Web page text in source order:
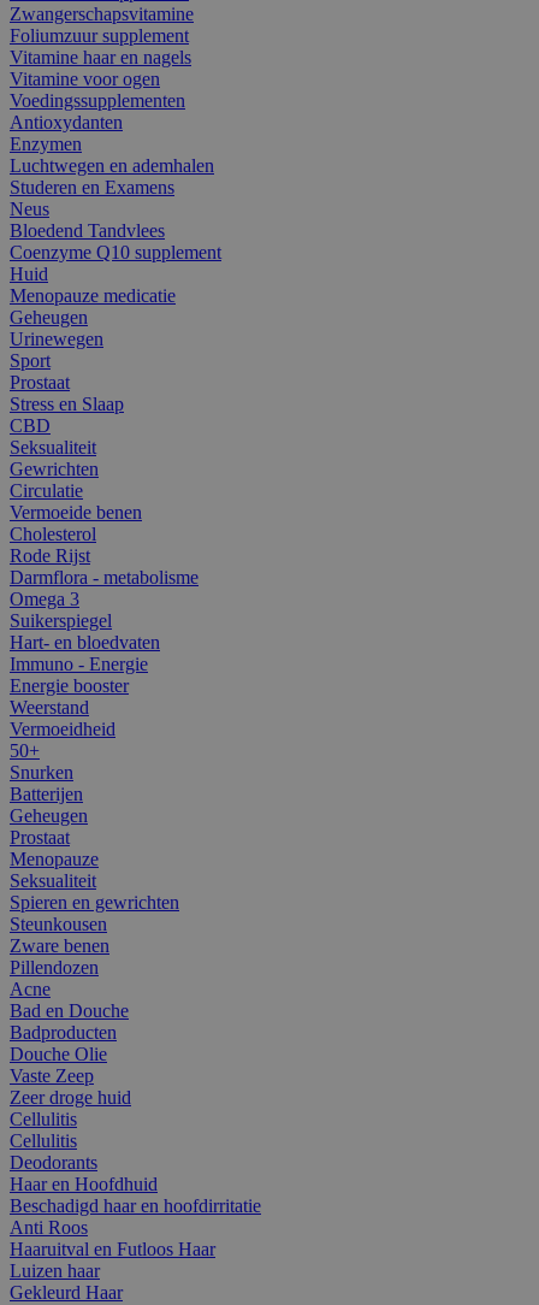
Zwangerschapsvitamine
Foliumzuur supplement
Vitamine haar en nagels
Vitamine voor ogen
Voedingssupplementen
Antioxydanten
Enzymen
Luchtwegen en ademhalen
Studeren en Examens
Neus
Bloedend Tandvlees
Coenzyme Q10 supplement
Huid
Menopauze medicatie
Geheugen
Urinewegen
Sport
Prostaat
Stress en Slaap
CBD
Seksualiteit
Gewrichten
Circulatie
Vermoeide benen
Cholesterol
Rode Rijst
Darmflora - metabolisme
Omega 3
Suikerspiegel
Hart- en bloedvaten
Immuno - Energie
Energie booster
Weerstand
Vermoeidheid
50+
Snurken
Batterijen
Geheugen
Prostaat
Menopauze
Seksualiteit
Spieren en gewrichten
Steunkousen
Zware benen
Pillendozen
Acne
Bad en Douche
Badproducten
Douche Olie
Vaste Zeep
Zeer droge huid
Cellulitis
Cellulitis
Deodorants
Haar en Hoofdhuid
Beschadigd haar en hoofdirritatie
Anti Roos
Haaruitval en Futloos Haar
Luizen haar
Gekleurd Haar